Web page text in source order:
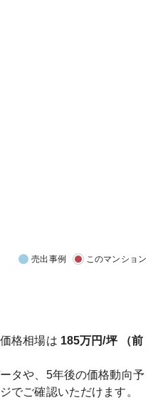
売出事例 このマンション
格相場は 185万円/坪 （前
タや、5年後の価格動向予
でご確認いただけます。